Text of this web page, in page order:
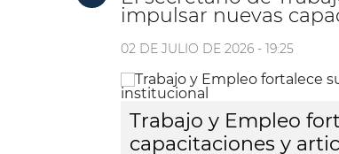
impulsar nuevas
02 DE JULIO DE 2026 - 19:25
Trabajo y Empleo
capacitaciones y